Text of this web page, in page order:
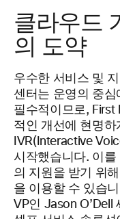
클라우드
의 도약
우수한 서비스 및
센터는 운영의 중심
필수적이므로, First
적인 개선에 현명하
IVR(Interactive
시작했습니다. 이
의 지원을 받기 위
을 이용할 수 있습
VP인 Jason O’Dell